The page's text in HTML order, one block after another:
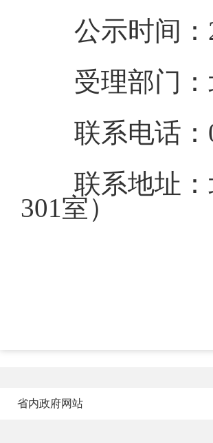
公示时间
受理部门
联系电话：
联系地址
301室）
省内政府网站